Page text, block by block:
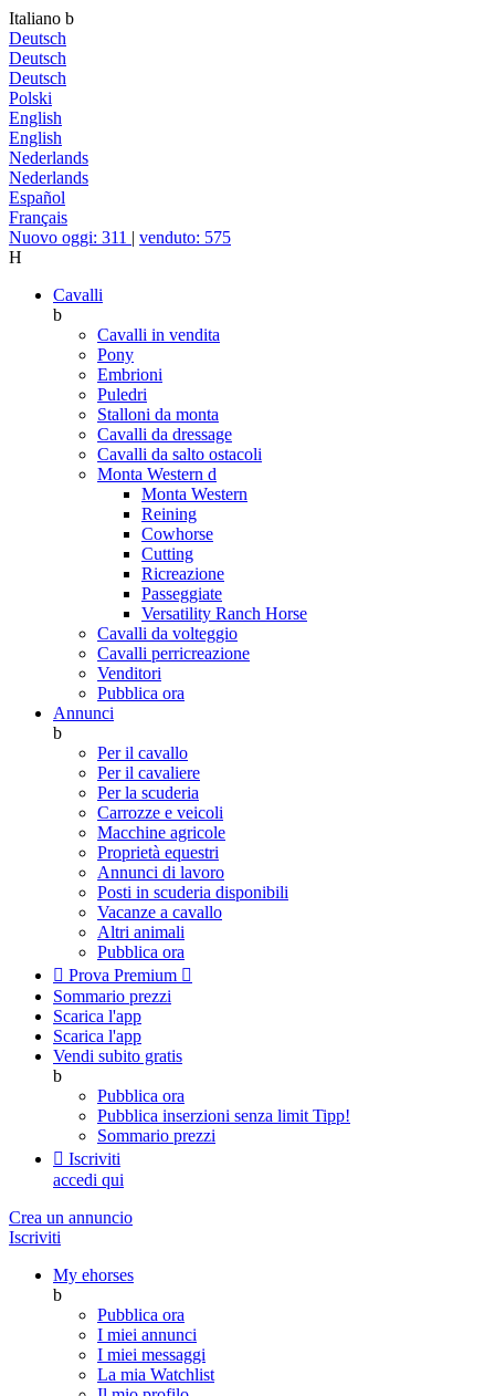
Italiano b
Deutsch
Deutsch
Deutsch
Polski
English
English
Nederlands
Nederlands
Español
Français
Nuovo oggi: 311 | venduto: 575
H
Cavalli
b
Cavalli in vendita
Pony
Embrioni
Puledri
Stalloni da monta
Cavalli da dressage
Cavalli da salto ostacoli
Monta Western d
Monta Western
Reining
Cowhorse
Cutting
Ricreazione
Passeggiate
Versatility Ranch Horse
Cavalli da volteggio
Cavalli perricreazione
Venditori
Pubblica ora
Annunci
b
Per il cavallo
Per il cavaliere
Per la scuderia
Carrozze e veicoli
Macchine agricole
Proprietà equestri
Annunci di lavoro
Posti in scuderia disponibili
Vacanze a cavallo
Altri animali
Pubblica ora
 Prova Premium 
Sommario prezzi
Scarica l'app
Scarica l'app
Vendi subito gratis
b
Pubblica ora
Pubblica inserzioni senza limit Tipp!
Sommario prezzi
 Iscriviti
accedi qui
Crea un annuncio
Iscriviti
My ehorses
b
Pubblica ora
I miei annunci
I miei messaggi
La mia Watchlist